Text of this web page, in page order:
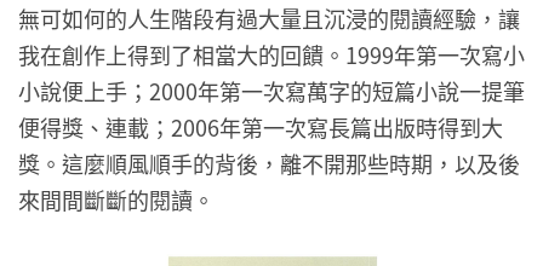
無可如何的人生階段有過大量且沉浸的閱讀經驗，讓
我在創作上得到了相當大的回饋。1999年第一次寫小
小說便上手；2000年第一次寫萬字的短篇小說一提筆
便得獎、連載；2006年第一次寫長篇出版時得到大
獎。這麼順風順手的背後，離不開那些時期，以及後
來間間斷斷的閱讀。